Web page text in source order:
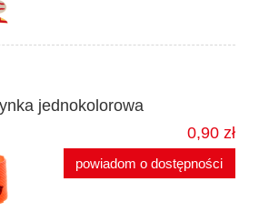
jednokolorowa
0,90 zł
powiadom o dostępności